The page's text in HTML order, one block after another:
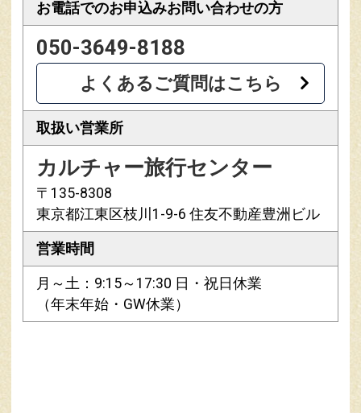
お電話でのお申込みお問い合わせの方
050-3649-8188
よくあるご質問はこちら
取扱い営業所
カルチャー旅行センター
〒135-8308
東京都江東区枝川1-9-6 住友不動産豊洲ビル
営業時間
月～土：9:15～17:30 日・祝日休業
（年末年始・GW休業）